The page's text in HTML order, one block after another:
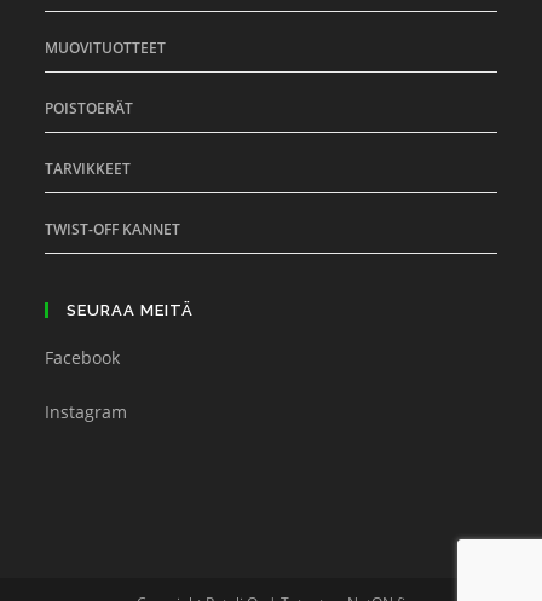
MUOVITUOTTEET
POISTOERÄT
TARVIKKEET
TWIST-OFF KANNET
SEURAA MEITÄ
Facebook
Instagram